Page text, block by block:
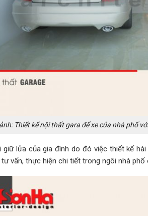
Thiết kế nội thất gara để xe của nhà phố
giữ lửa của gia đình do đó việc thiết kế
vấn, thực hiện chi tiết trong ngôi nhà phố